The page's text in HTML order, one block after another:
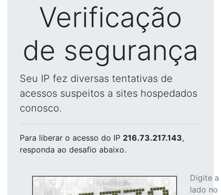
Verificação
de segurança
Seu IP fez diversas tentativas de
acessos suspeitos a sites hospedados
conosco.
Para liberar o acesso do IP 216.73.217.143,
responda ao desafio abaixo.
Digite
lado no